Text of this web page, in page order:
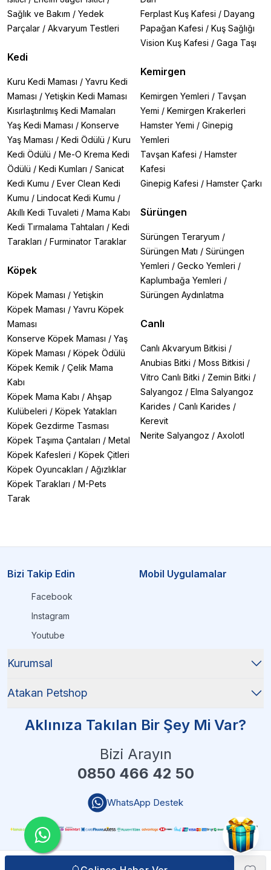
Sağlık ve Bakım / Yedek
Parçalar / Akvaryum Testleri
Kedi
Kuru Kedi Maması / Yavru Kedi
Maması / Yetişkin Kedi Maması
Kısırlaştırılmış Kedi Mamaları
Yaş Kedi Maması / Konserve
Yaş Maması / Kedi Ödülü / Kuru
Kedi Ödülü / Me-O Krema Kedi
Ödülü / Kedi Kumları / Sanicat
Kedi Kumu / Ever Clean Kedi
Kumu / Lindocat Kedi Kumu /
Akıllı Kedi Tuvaleti / Mama Kabı
Kedi Tırmalama Tahtaları / Kedi
Tarakları / Furminator Taraklar
Köpek
Köpek Maması / Yetişkin
Köpek Maması / Yavru Köpek
Maması
Konserve Köpek Maması / Yaş
Köpek Maması / Köpek Ödülü
Köpek Kemik / Çelik Mama
Kabı
Köpek Mama Kabı / Ahşap
Kulübeleri / Köpek Yatakları
Köpek Gezdirme Tasması
Köpek Taşıma Çantaları / Metal
Köpek Kafesleri / Köpek Çitleri
Köpek Oyuncakları / Ağızlıklar
Köpek Tarakları / M-Pets
Tarak
Ferplast Kuş Kafesi / Dayang
Papağan Kafesi / Kuş Sağlığı
Vision Kuş Kafesi / Gaga Taşı
Kemirgen
Kemirgen Yemleri / Tavşan
Yemi / Kemirgen Krakerleri
Hamster Yemi / Ginepig
Yemleri
Tavşan Kafesi / Hamster
Kafesi
Ginepig Kafesi / Hamster Çarkı
Sürüngen
Sürüngen Teraryum /
Sürüngen Matı / Sürüngen
Yemleri / Gecko Yemleri /
Kaplumbağa Yemleri /
Sürüngen Aydınlatma
Canlı
Canlı Akvaryum Bitkisi /
Anubias Bitki / Moss Bitkisi /
Vitro Canlı Bitki / Zemin Bitki /
Salyangoz / Elma Salyangoz
Karides / Canlı Karides /
Kerevit
Nerite Salyangoz / Axolotl
Bizi Takip Edin
Facebook
Instagram
Youtube
Mobil Uygulamalar
Kurumsal
Atakan Petshop
Aklınıza Takılan Bir Şey Mi Var?
Bizi Arayın
0850 466 42 50
WhatsApp Destek